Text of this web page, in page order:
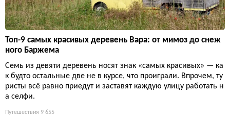
Топ-9 самых красивых деревень Вара: от мимоз до снеж
ного Баржема
Семь из девяти деревень носят знак «самых красивых» — ка
к будто остальные две не в курсе, что проиграли. Впрочем, ту
ристы всё равно приедут и заставят каждую улицу работать н
а селфи.
Путешествия 9 655